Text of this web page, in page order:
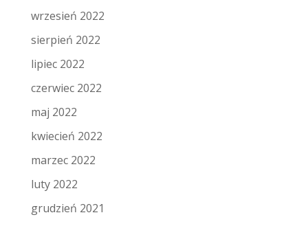
wrzesień 2022
sierpień 2022
lipiec 2022
czerwiec 2022
maj 2022
kwiecień 2022
marzec 2022
luty 2022
grudzień 2021